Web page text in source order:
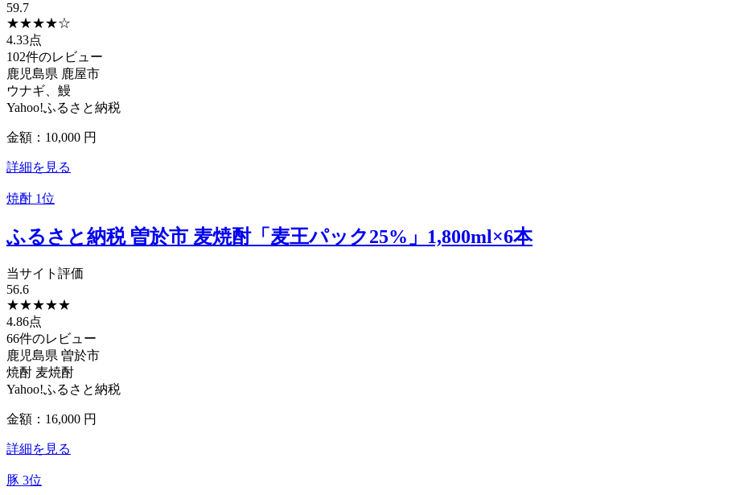
59.7
★★★★☆
4.33点
102件のレビュー
鹿児島県 鹿屋市
ウナギ、鰻
Yahoo!ふるさと納税
金額：10,000 円
詳細を見る
焼酎 1位
ふるさと納税 曽於市 麦焼酎「麦王パック25%」1,800ml×6本
当サイト評価
56.6
★★★★★
4.86点
66件のレビュー
鹿児島県 曽於市
焼酎 麦焼酎
Yahoo!ふるさと納税
金額：16,000 円
詳細を見る
豚 3位